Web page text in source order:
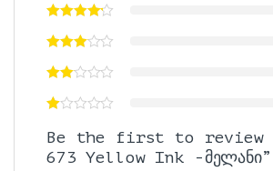
Be the first to review
673 Yellow Ink -მელანი”